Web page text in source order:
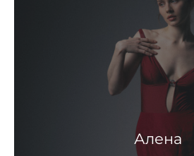
Алена